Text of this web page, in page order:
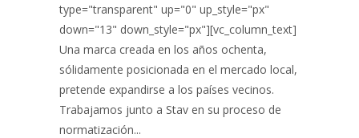
type="transparent" up="0" up_style="px"
down="13" down_style="px"][vc_column_text]
Una marca creada en los años ochenta,
sólidamente posicionada en el mercado local,
pretende expandirse a los países vecinos.
Trabajamos junto a Stav en su proceso de
normatización...